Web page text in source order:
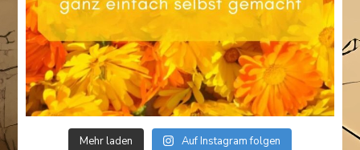
Mehr laden Auf Instagram folgen